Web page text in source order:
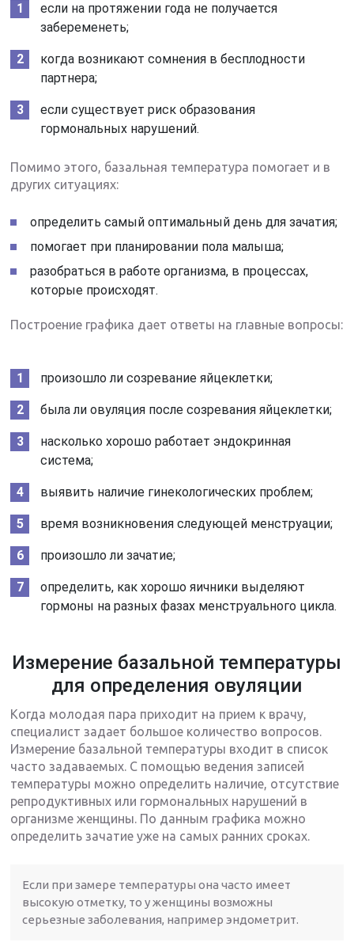
если на протяжении года не получается
забеременеть;
когда возникают сомнения в бесплодности
партнера;
если существует риск образования
гормональных нарушений.
Помимо этого, базальная температура помогает и в
других ситуациях:
определить самый оптимальный день для зачатия;
помогает при планировании пола малыша;
разобраться в работе организма, в процессах,
которые происходят.
Построение графика дает ответы на главные вопросы:
произошло ли созревание яйцеклетки;
была ли овуляция после созревания яйцеклетки;
насколько хорошо работает эндокринная
система;
выявить наличие гинекологических проблем;
время возникновения следующей менструации;
произошло ли зачатие;
определить, как хорошо яичники выделяют
гормоны на разных фазах менструального цикла.
Измерение базальной температуры
для определения овуляции
Когда молодая пара приходит на прием к врачу,
специалист задает большое количество вопросов.
Измерение базальной температуры входит в список
часто задаваемых. С помощью ведения записей
температуры можно определить наличие, отсутствие
репродуктивных или гормональных нарушений в
организме женщины. По данным графика можно
определить зачатие уже на самых ранних сроках.
Если при замере температуры она часто имеет
высокую отметку, то у женщины возможны
серьезные заболевания, например эндометрит.